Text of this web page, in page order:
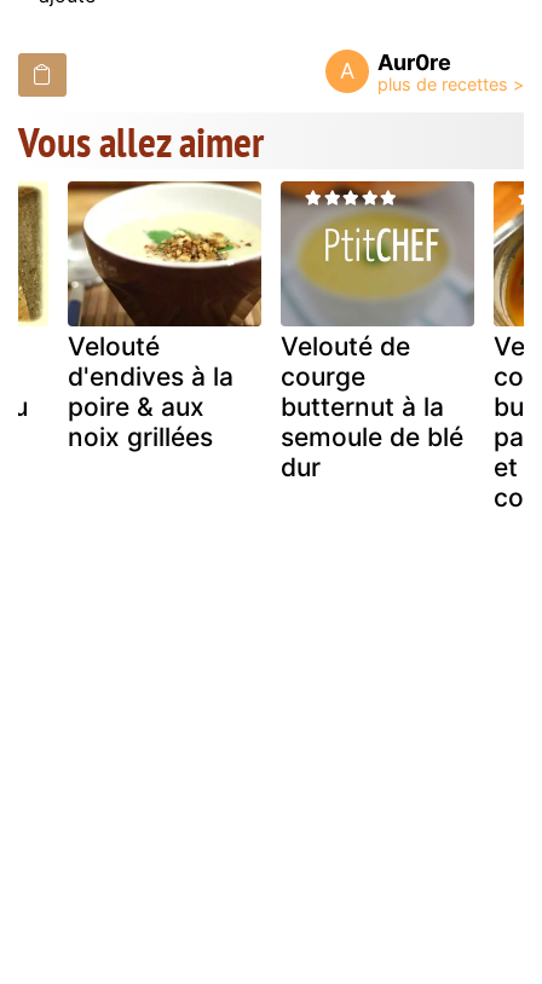
A Aur0re
Vous allez aimer
Velouté
d'endives à la
poire & aux
noix grillées
Velouté de
courge
butternut à la
semoule de blé
dur
et